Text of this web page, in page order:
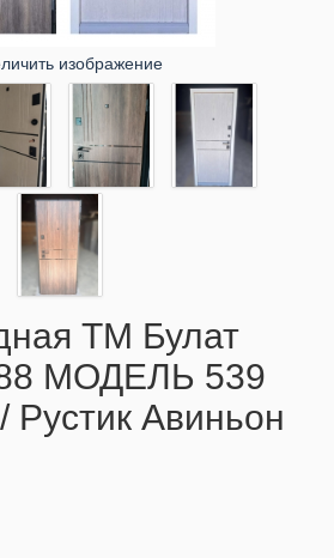
изображение
ТМ Булат
МОДЕЛЬ 539
Рустик Авиньон